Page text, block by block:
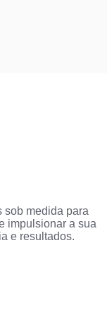
sob medida para
impulsionar a sua
e resultados.